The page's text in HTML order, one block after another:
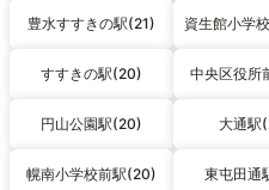
豊水すすきの駅(21) 資生館小学
すすきの駅(20) 中央区役所
円山公園駅(20) 大通駅
幌南小学校前駅(20) 東屯田通